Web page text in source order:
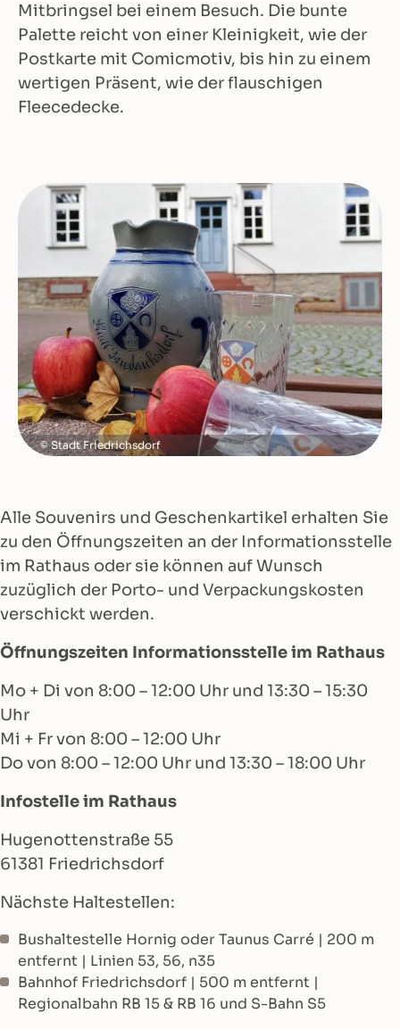
Mitbringsel bei einem Besuch. Die bunte
Palette reicht von einer Kleinigkeit, wie der
Postkarte mit Comicmotiv, bis hin zu einem
wertigen Präsent, wie der flauschigen
Fleecedecke.
Stadt Friedrichsdorf
Alle Souvenirs und Geschenkartikel erhalten Sie
zu den Öffnungszeiten an der Informationsstelle
im Rathaus oder sie können auf Wunsch
zuzüglich der Porto- und Verpackungskosten
verschickt werden.
Öffnungszeiten Informationsstelle im Rathaus
Mo + Di von 8:00 – 12:00 Uhr und 13:30 – 15:30
Uhr
Mi + Fr von 8:00 – 12:00 Uhr
Do von 8:00 – 12:00 Uhr und 13:30 – 18:00 Uhr
Infostelle im Rathaus
Hugenottenstraße 55
61381 Friedrichsdorf
Nächste Haltestellen:
Bushaltestelle Hornig oder Taunus Carré | 200 m
entfernt | Linien 53, 56, n35
Bahnhof Friedrichsdorf | 500 m entfernt |
Regionalbahn RB 15 & RB 16 und S-Bahn S5